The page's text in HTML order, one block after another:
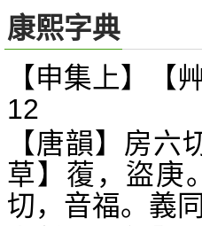
康熙字典
【申集上】【
12
【唐韻】房
草】蕧，盜庚
切，音福。義